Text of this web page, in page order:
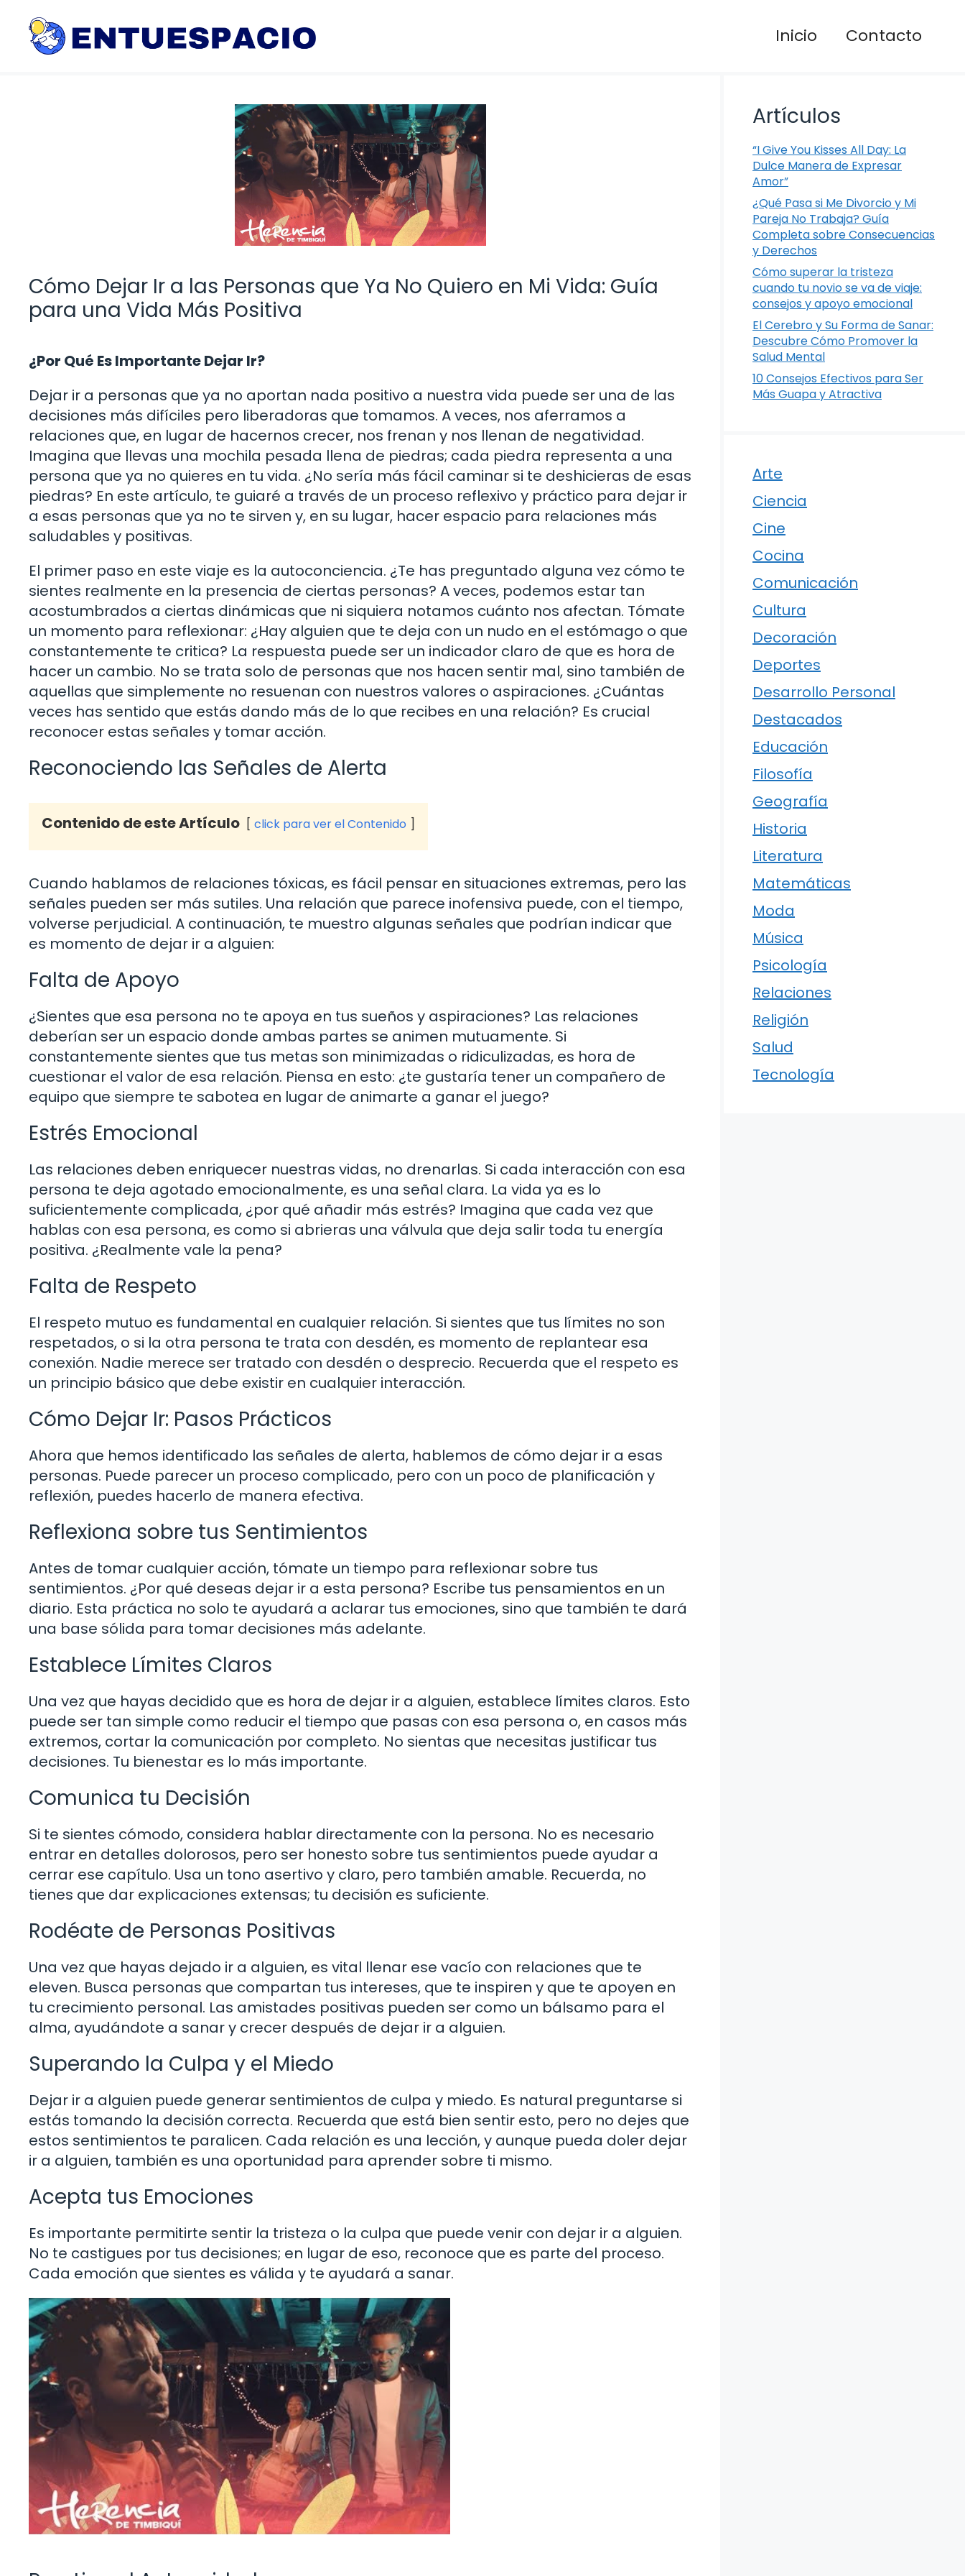
contenido
Inicio Contacto
Cómo Dejar Ir a las Personas que Ya No Quiero en Mi Vida: Guía
para una Vida Más Positiva
¿Por Qué Es Importante Dejar Ir?
Dejar ir a personas que ya no aportan nada positivo a nuestra vida puede ser una de las
decisiones más difíciles pero liberadoras que tomamos. A veces, nos aferramos a
relaciones que, en lugar de hacernos crecer, nos frenan y nos llenan de negatividad.
Imagina que llevas una mochila pesada llena de piedras; cada piedra representa a una
persona que ya no quieres en tu vida. ¿No sería más fácil caminar si te deshicieras de esas
piedras? En este artículo, te guiaré a través de un proceso reflexivo y práctico para dejar ir
a esas personas que ya no te sirven y, en su lugar, hacer espacio para relaciones más
saludables y positivas.
El primer paso en este viaje es la autoconciencia. ¿Te has preguntado alguna vez cómo te
sientes realmente en la presencia de ciertas personas? A veces, podemos estar tan
acostumbrados a ciertas dinámicas que ni siquiera notamos cuánto nos afectan. Tómate
un momento para reflexionar: ¿Hay alguien que te deja con un nudo en el estómago o que
constantemente te critica? La respuesta puede ser un indicador claro de que es hora de
hacer un cambio. No se trata solo de personas que nos hacen sentir mal, sino también de
aquellas que simplemente no resuenan con nuestros valores o aspiraciones. ¿Cuántas
veces has sentido que estás dando más de lo que recibes en una relación? Es crucial
reconocer estas señales y tomar acción.
Reconociendo las Señales de Alerta
Contenido de este Artículo click para ver el Contenido
Cuando hablamos de relaciones tóxicas, es fácil pensar en situaciones extremas, pero las
señales pueden ser más sutiles. Una relación que parece inofensiva puede, con el tiempo,
volverse perjudicial. A continuación, te muestro algunas señales que podrían indicar que
es momento de dejar ir a alguien:
Falta de Apoyo
¿Sientes que esa persona no te apoya en tus sueños y aspiraciones? Las relaciones
deberían ser un espacio donde ambas partes se animen mutuamente. Si
constantemente sientes que tus metas son minimizadas o ridiculizadas, es hora de
cuestionar el valor de esa relación. Piensa en esto: ¿te gustaría tener un compañero de
equipo que siempre te sabotea en lugar de animarte a ganar el juego?
Estrés Emocional
Las relaciones deben enriquecer nuestras vidas, no drenarlas. Si cada interacción con esa
persona te deja agotado emocionalmente, es una señal clara. La vida ya es lo
suficientemente complicada, ¿por qué añadir más estrés? Imagina que cada vez que
hablas con esa persona, es como si abrieras una válvula que deja salir toda tu energía
positiva. ¿Realmente vale la pena?
Falta de Respeto
El respeto mutuo es fundamental en cualquier relación. Si sientes que tus límites no son
respetados, o si la otra persona te trata con desdén, es momento de replantear esa
conexión. Nadie merece ser tratado con desdén o desprecio. Recuerda que el respeto es
un principio básico que debe existir en cualquier interacción.
Cómo Dejar Ir: Pasos Prácticos
Ahora que hemos identificado las señales de alerta, hablemos de cómo dejar ir a esas
personas. Puede parecer un proceso complicado, pero con un poco de planificación y
reflexión, puedes hacerlo de manera efectiva.
Reflexiona sobre tus Sentimientos
Antes de tomar cualquier acción, tómate un tiempo para reflexionar sobre tus
sentimientos. ¿Por qué deseas dejar ir a esta persona? Escribe tus pensamientos en un
diario. Esta práctica no solo te ayudará a aclarar tus emociones, sino que también te dará
una base sólida para tomar decisiones más adelante.
Establece Límites Claros
Una vez que hayas decidido que es hora de dejar ir a alguien, establece límites claros. Esto
puede ser tan simple como reducir el tiempo que pasas con esa persona o, en casos más
extremos, cortar la comunicación por completo. No sientas que necesitas justificar tus
decisiones. Tu bienestar es lo más importante.
Comunica tu Decisión
Si te sientes cómodo, considera hablar directamente con la persona. No es necesario
entrar en detalles dolorosos, pero ser honesto sobre tus sentimientos puede ayudar a
cerrar ese capítulo. Usa un tono asertivo y claro, pero también amable. Recuerda, no
tienes que dar explicaciones extensas; tu decisión es suficiente.
Rodéate de Personas Positivas
Una vez que hayas dejado ir a alguien, es vital llenar ese vacío con relaciones que te
eleven. Busca personas que compartan tus intereses, que te inspiren y que te apoyen en
tu crecimiento personal. Las amistades positivas pueden ser como un bálsamo para el
alma, ayudándote a sanar y crecer después de dejar ir a alguien.
Superando la Culpa y el Miedo
Dejar ir a alguien puede generar sentimientos de culpa y miedo. Es natural preguntarse si
estás tomando la decisión correcta. Recuerda que está bien sentir esto, pero no dejes que
estos sentimientos te paralicen. Cada relación es una lección, y aunque pueda doler dejar
ir a alguien, también es una oportunidad para aprender sobre ti mismo.
Acepta tus Emociones
Es importante permitirte sentir la tristeza o la culpa que puede venir con dejar ir a alguien.
No te castigues por tus decisiones; en lugar de eso, reconoce que es parte del proceso.
Cada emoción que sientes es válida y te ayudará a sanar.
Artículos
“I Give You Kisses All Day: La
Dulce Manera de Expresar
Amor”
¿Qué Pasa si Me Divorcio y Mi
Pareja No Trabaja? Guía
Completa sobre Consecuencias
y Derechos
Cómo superar la tristeza
cuando tu novio se va de viaje:
consejos y apoyo emocional
El Cerebro y Su Forma de Sanar:
Descubre Cómo Promover la
Salud Mental
10 Consejos Efectivos para Ser
Más Guapa y Atractiva
Arte
Ciencia
Cine
Cocina
Comunicación
Cultura
Decoración
Deportes
Desarrollo Personal
Destacados
Educación
Filosofía
Geografía
Historia
Literatura
Matemáticas
Moda
Música
Psicología
Relaciones
Religión
Salud
Tecnología